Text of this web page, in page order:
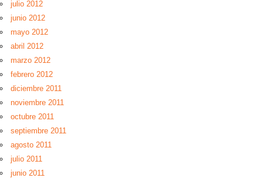
julio 2012
junio 2012
mayo 2012
abril 2012
marzo 2012
febrero 2012
diciembre 2011
noviembre 2011
octubre 2011
septiembre 2011
agosto 2011
julio 2011
junio 2011